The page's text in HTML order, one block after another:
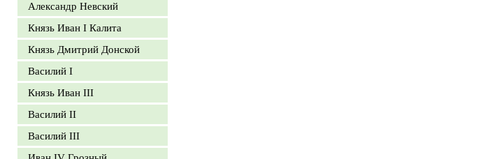
Александр Невский
Князь Иван I Калита
Князь Дмитрий Донской
Василий I
Князь Иван III
Василий II
Василий III